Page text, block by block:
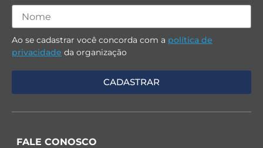
Ao se cadastrar você concorda com a política de
privacidade da organização
FALE CONOSCO